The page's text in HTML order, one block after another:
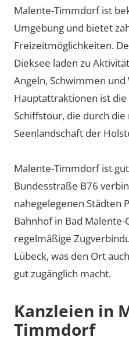
Malente-Timmdorf ist
Umgebung und bietet
Freizeitmöglichkeiten.
Dieksee laden zu
Angeln, Schwimmen
Hauptattraktionen ist die
Schiffstour, die durch
Seenlandschaft der
Malente-Timmdorf ist
Bundesstraße B76
nahegelegenen Städten
Bahnhof in Bad
regelmäßige
Lübeck, was den Ort
gut zugänglich macht.
Kanzleien in
Timmdorf